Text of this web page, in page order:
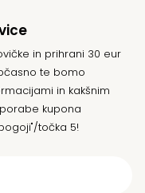
in prihrani 30 eur
te bomo
in kakšnim
kupona
točka 5!